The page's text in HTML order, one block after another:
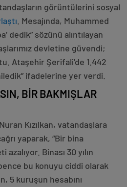
görüntülerini sosyal
. Mesajında, Muhammed
dedik” sözünü alıntılayan
devletine güvendi;
Ataşehir Şerifali’de 1.442
ifadelerine yer verdi.
BİR BAKMIŞLAR
Kızılkan, vatandaşlara
yaparak, “Bir bina
Binası 30 yılın
bu konuyu ciddi olarak
5 kuruşun hesabını